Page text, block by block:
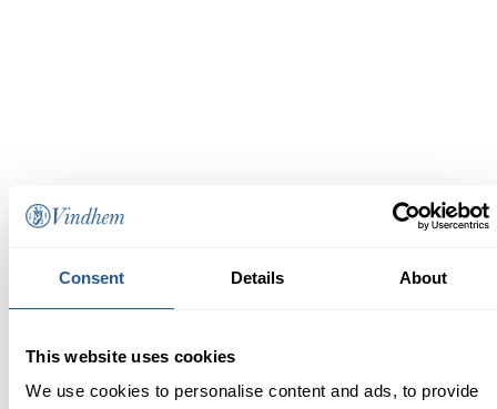
Consent Details About
This website uses cookies
We use cookies to personalise content and ads, to provide
KONTAKT
E-Mail:info@vindhem.com